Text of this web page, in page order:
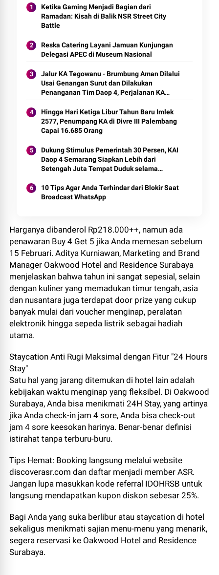
Ketika Gaming Menjadi Bagian dari
Ramadan: Kisah di Balik NSR Street City
Battle
Reska Catering Layani Jamuan Kunjungan
Delegasi APEC di Museum Nasional
Jalur KA Tegowanu - Brumbung Aman Dilalui
Usai Genangan Surut dan Dilakukan
Penanganan Tim Daop 4, Perjalanan KA
Hingga Hari Ketiga Libur Tahun Baru Imlek
2577, Penumpang KA di Divre III Palembang
Capai 16.685 Orang
Dukung Stimulus Pemerintah 30 Persen, KAI
Daop 4 Semarang Siapkan Lebih dari
Setengah Juta Tempat Duduk selama
10 Tips Agar Anda Terhindar dari Blokir Saat
Broadcast WhatsApp
Harganya dibanderol Rp218.000++, namun ada
penawaran Buy 4 Get 5 jika Anda memesan sebelum
15 Februari. Aditya Kurniawan, Marketing and Brand
Manager Oakwood Hotel and Residence Surabaya
menjelaskan bahwa tahun ini sangat sepesial, selain
dengan kuliner yang memadukan timur tengah, asia
dan nusantara juga terdapat door prize yang cukup
banyak mulai dari voucher menginap, peralatan
elektronik hingga sepeda listrik sebagai hadiah
utama.
Staycation Anti Rugi Maksimal dengan Fitur "24 Hours
Stay"
Satu hal yang jarang ditemukan di hotel lain adalah
kebijakan waktu menginap yang fleksibel. Di Oakwood
Surabaya, Anda bisa menikmati 24H Stay, yang artinya
jika Anda check-in jam 4 sore, Anda bisa check-out
jam 4 sore keesokan harinya. Benar-benar definisi
istirahat tanpa terburu-buru.
Tips Hemat: Booking langsung melalui website
discoverasr.com dan daftar menjadi member ASR.
Jangan lupa masukkan kode referral IDOHRSB untuk
langsung mendapatkan kupon diskon sebesar 25%.
Bagi Anda yang suka berlibur atau staycation di hotel
sekaligus menikmati sajian menu-menu yang menarik,
segera reservasi ke Oakwood Hotel and Residence
Surabaya.